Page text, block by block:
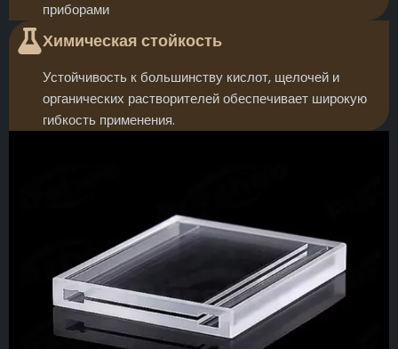
приборами
Химическая стойкость
Устойчивость к большинству кислот, щелочей и
органических растворителей обеспечивает широкую
гибкость применения.